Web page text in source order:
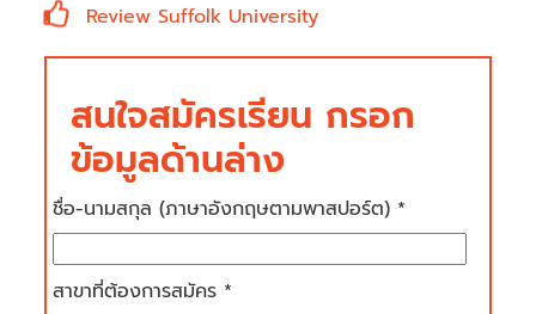
Review Suffolk University
สนใจสมัครเรียน กรอก
ข้อมูลด้านล่าง
ชื่อ-นามสกุล (ภาษาอังกฤษตามพาสปอร์ต) *
สาขาที่ต้องการสมัคร *